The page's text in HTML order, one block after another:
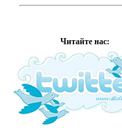
Читайте нас: